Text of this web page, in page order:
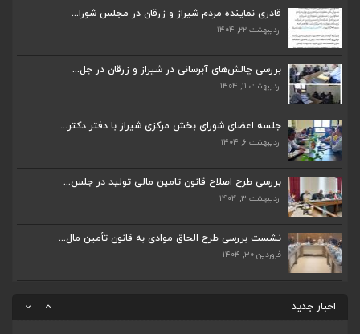
قادری نماینده مردم شیراز و زرقان در مجلس شورا...
اردیبهشت ۲۲, ۱۴۰۴
بررسی چالش‌های آبرسانی در شیراز و زرقان در جل...
اردیبهشت ۱۱, ۱۴۰۴
جلسه اعضای شورای بخش مرکزی شیراز با دفتر دکتر...
اردیبهشت ۶, ۱۴۰۴
بررسی طرح اصلاح قانون تامین مالی تولید در جلس...
اردیبهشت ۳, ۱۴۰۴
نشست بررسی طرح الحاق موادی به قانون تأمین مال...
فروردین ۳۰, ۱۴۰۴
اخبار جدید
بررسی چالش‌های آبرسانی در شیراز و زرقان در جل...
جلسه اعضای شورای بخش مرکزی شیراز با دفتر دکتر...
پیگیری دکتر قادری و سایر نمایندگان شیراز ارتق...
اردیبهشت ۲۳, ۱۴۰۴
ضرورت تکمیل قطعات ۷ و ۸ آزادراه شیراز به اصفه...
اردیبهشت ۲۳, ۱۴۰۴